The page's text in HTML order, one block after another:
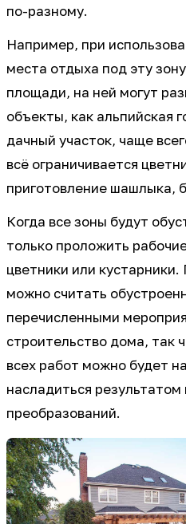
по-разному.
Например, при
места отдыха под эту
площади, на ней могут
объекты, как альпийская
дачный участок, чаще
всё ограничивается
приготовление шашлыка,
Когда все зоны будут
только проложить
цветники или кустарники.
можно считать
перечисленными
строительство дома, так
всех работ можно будет
насладиться
преобразований.